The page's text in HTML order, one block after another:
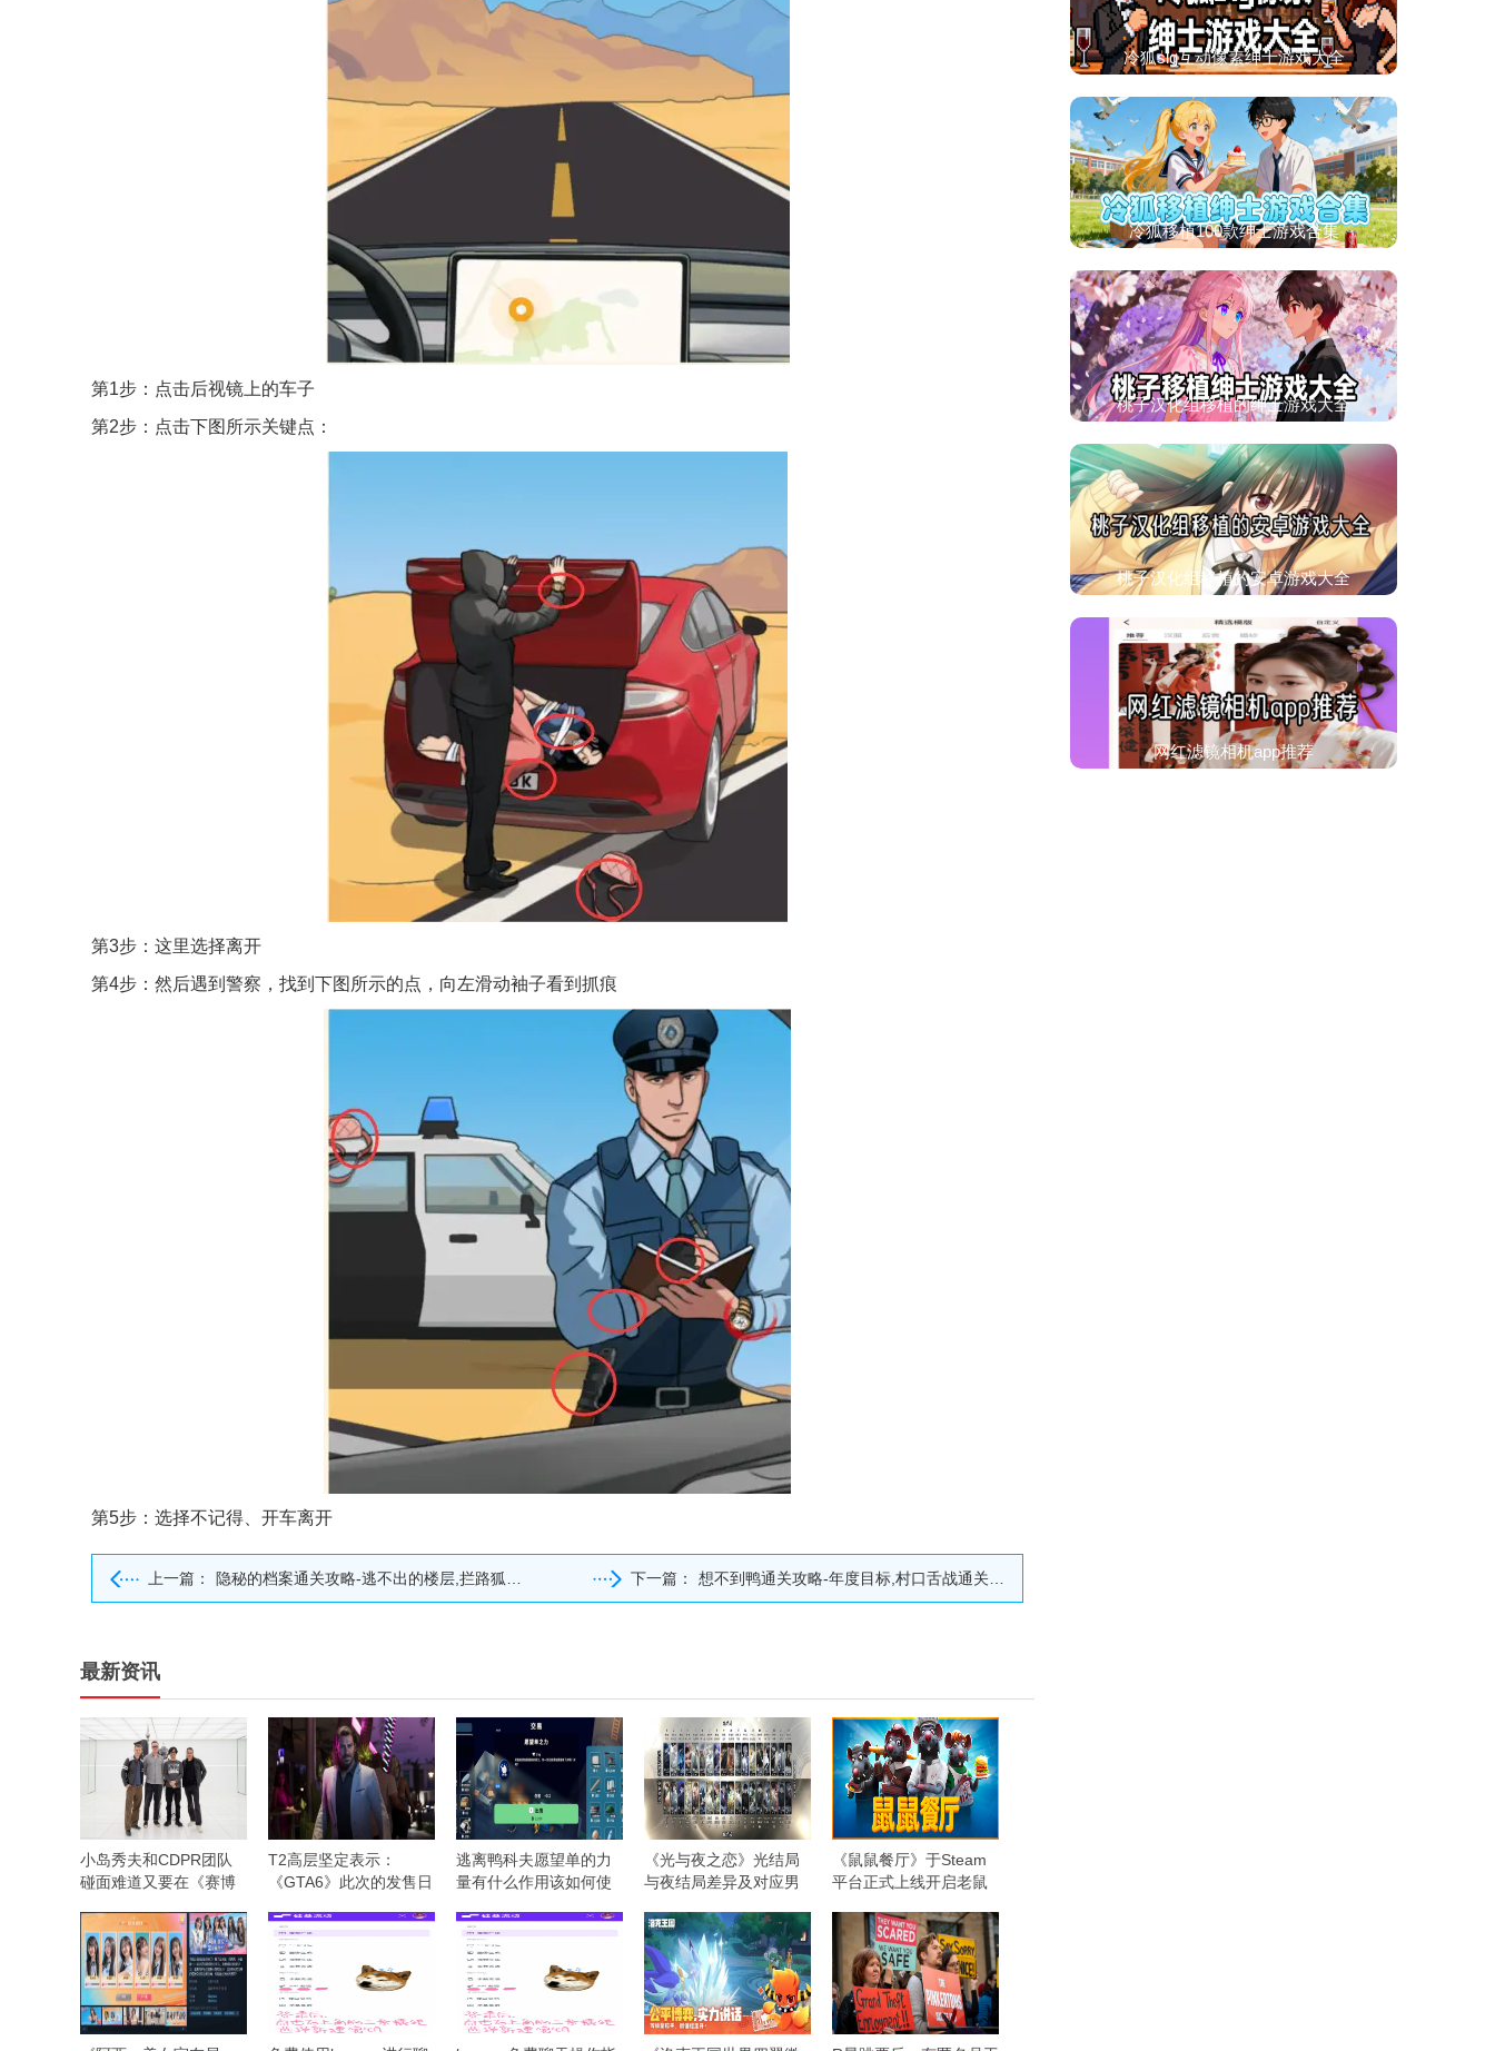
第1步：点击后视镜上的车子
第2步：点击下图所示关键点：
第3步：这里选择离开
第4步：然后遇到警察，找到下图所示的点，向左滑动袖子看到抓痕
第5步：选择不记得、开车离开
上一篇： 隐秘的档案通关攻略-逃不出的楼层,拦路狐妖通关攻略 下一篇： 想不到鸭通关攻略-年度目标,村口舌战通关攻略
最新资讯
小岛秀夫和CDPR团队
碰面难道又要在《赛博
T2高层坚定表示：
《GTA6》此次的发售日
逃离鸭科夫愿望单的力
量有什么作用该如何使
《光与夜之恋》光结局
与夜结局差异及对应男
《鼠鼠餐厅》于Steam
平台正式上线开启老鼠
冷狐slg互动像素绅士游戏大全
冷狐移植100款绅士游戏合集
桃子汉化组移植的绅士游戏大全
桃子汉化组移植的安卓游戏大全
网红滤镜相机app推荐